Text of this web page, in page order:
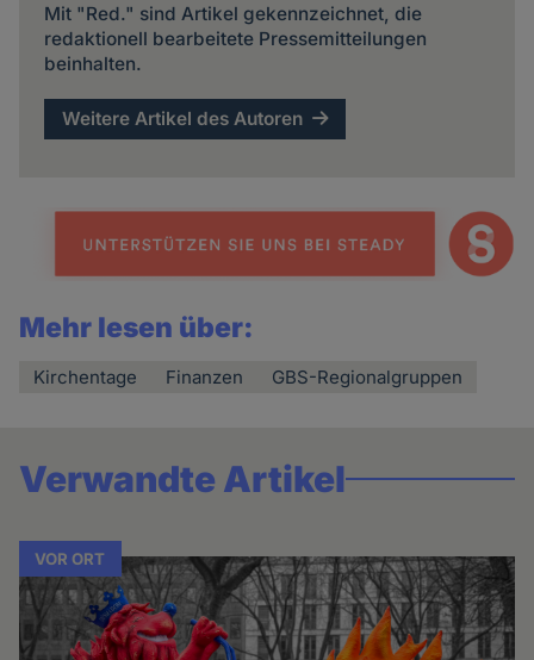
Mit "Red." sind Artikel gekennzeichnet, die
redaktionell bearbeitete Pressemitteilungen
beinhalten.
Weitere Artikel des Autoren
Mehr lesen über:
Kirchentage Finanzen GBS-Regionalgruppen
Verwandte Artikel
VOR ORT